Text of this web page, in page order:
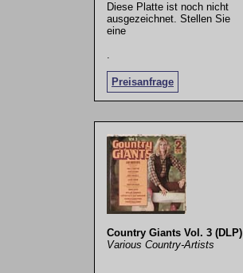
Diese Platte ist noch nicht
ausgezeichnet. Stellen Sie
eine
Preisanfrage
.
Country Giants Vol. 3 (DLP)
Various Country-Artists